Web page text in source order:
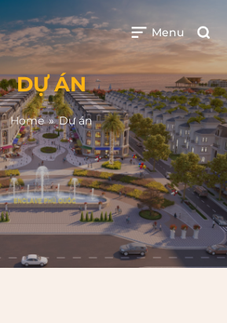
Menu
DỰ ÁN
Home»Dự án